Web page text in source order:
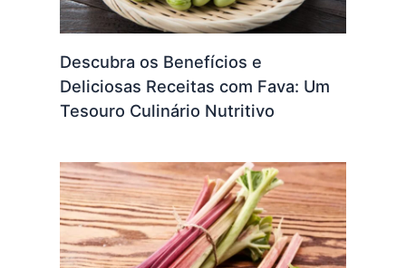
Descubra os Benefícios e
Deliciosas Receitas com Fava: Um
Tesouro Culinário Nutritivo